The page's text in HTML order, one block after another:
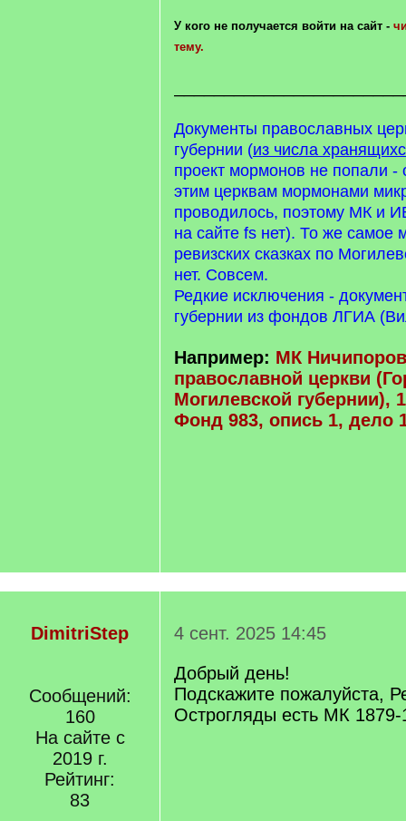
У кого не получается войти на сайт -
тему.
Документы православных
губернии (из числа
проект мормонов не попали -
этим церквам мормонами
проводилось, поэтому МК и
на сайте fs нет). То же самое
ревизских сказках по
нет. Совсем.
Редкие исключения -
губернии из фондов ЛГИА
Например: МК
православной церкви
Могилевской губернии),
Фонд 983, опись 1, дело
DimitriStep
Сообщений:
160
На сайте с
2019 г.
Рейтинг:
83
4 сент. 2025 14:45
Добрый день!
Подскажите пожалуйста,
Острогляды есть МК 1879-